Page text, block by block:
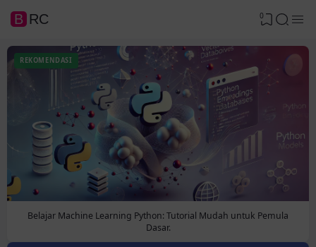
BRC 0
REKOMENDASI
Belajar Machine Learning Python: Tutorial Mudah untuk Pemula
Dasar.